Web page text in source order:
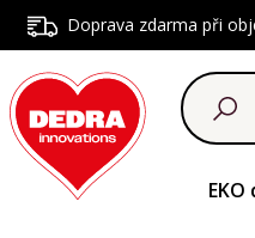
Doprava zdarma při